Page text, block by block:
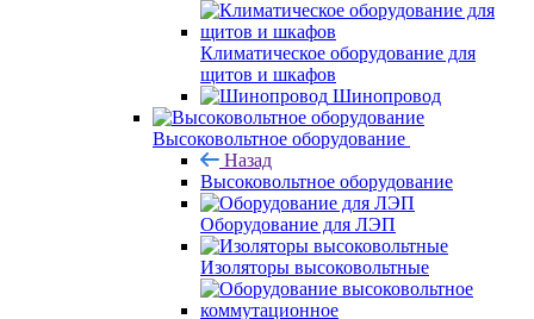
Климатическое оборудование для
щитов и шкафов
Шинопровод
Высоковольтное оборудование
Назад
Высоковольтное оборудование
Оборудование для ЛЭП
Изоляторы высоковольтные